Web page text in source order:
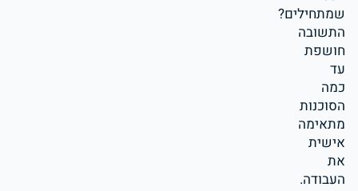
שמתחילים?
התשובה
חושפת
עד
כמה
הסוכנות
מתאימה
אישית
את
העבודה.